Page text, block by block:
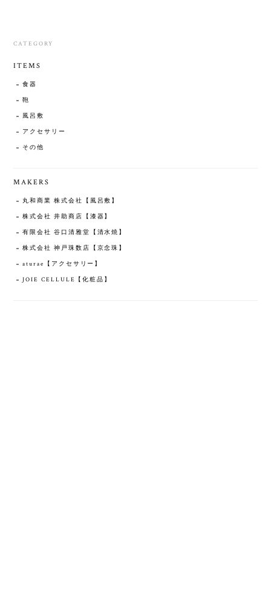
CATEGORY
ITEMS
食器
鞄
風呂敷
アクセサリー
その他
MAKERS
丸和商業 株式会社【風呂敷】
株式会社 井助商店【漆器】
有限会社 谷口清雅堂【清水焼】
株式会社 神戸珠数店【京念珠】
aturae【アクセサリー】
JOIE CELLULE【化粧品】